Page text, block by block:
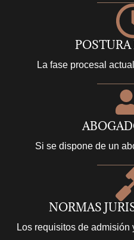
La fase procesal
Si se dispone de un
NORMAS
Los requisitos de